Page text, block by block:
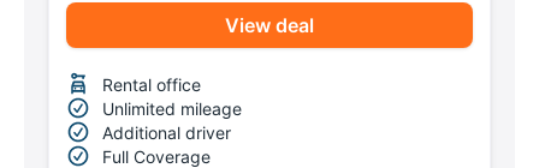
View deal
Rental office
Unlimited mileage
Additional driver
Full Coverage